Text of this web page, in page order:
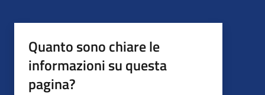
Quanto sono chiare le
informazioni su questa
pagina?